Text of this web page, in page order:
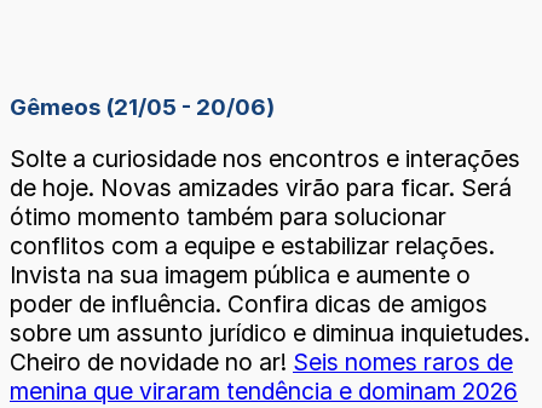
Gêmeos (21/05 - 20/06)
Solte a curiosidade nos encontros e interações
de hoje. Novas amizades virão para ficar. Será
ótimo momento também para solucionar
conflitos com a equipe e estabilizar relações.
Invista na sua imagem pública e aumente o
poder de influência. Confira dicas de amigos
sobre um assunto jurídico e diminua inquietudes.
Cheiro de novidade no ar! Seis nomes raros de
menina que viraram tendência e dominam 2026